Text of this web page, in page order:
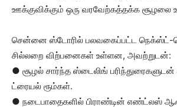
ஊக்குவிக்கும் ஒரு வரவேற்கத்தக்க சூழலை
சென்னை ஸ்டோரில் பலவகைப்பட்ட நெக்ஸ்ட்-
சில்லறை விற்பனைகள் உள்ளன, அவற்றுடன்:
● சூழல் சார்ந்த ஸ்டைலிங் பரிந்துரைகளுடன்
ட்ரையல் ரூம்கள்.
● நடைபாதைகளில் பிராண்டின் எண்ட்லஸ்